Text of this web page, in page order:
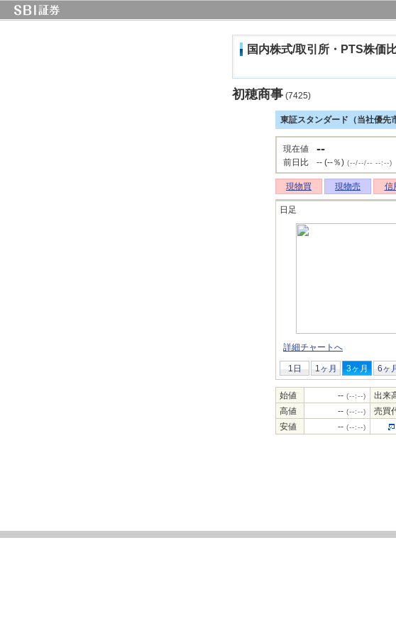
国内株式/取引所・PTS株価
初穂商事 (7425)
東証スタンダード（当社優先
現在値 --
前日比 -- (--％) (--/--/-- --:--)
現物買 現物売 信
日足
詳細チャートへ
1日 1ヶ月 3ヶ月 6ヶ
始値 -- (--:--) 出来
高値
-- (--:--) 売買
安値 -- (--:--)